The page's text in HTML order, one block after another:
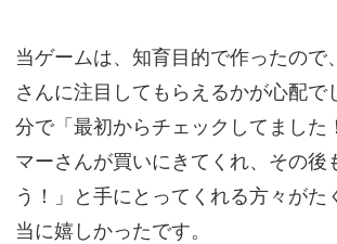
当ゲームは、知育目的で作ったので
さんに注目してもらえるかが心配で
分で「最初からチェックしてました
マーさんが買いにきてくれ、その後
う！」と手にとってくれる方々がた
当に嬉しかったです。